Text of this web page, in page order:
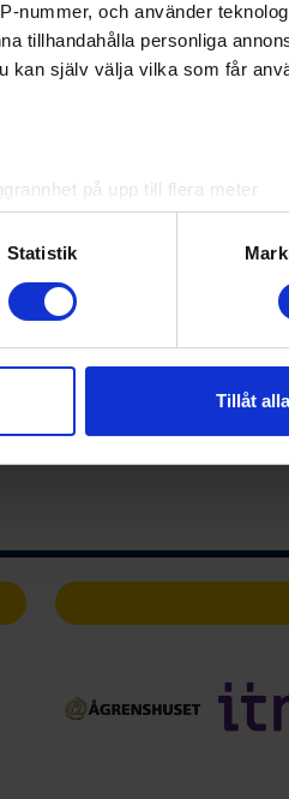
nummer, och använder
tillhandahålla personliga
kan själv välja vilka som får
på upp till flera meter
(fingeravtryck)
preferenser i
detaljsektionen.
och annan
Dessa kan i sin tur
Statistik
Tillåt alla